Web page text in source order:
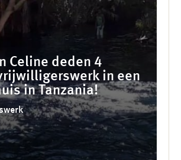
Celine deden 4
in een
in Tanzania!